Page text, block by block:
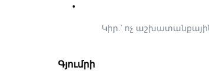
Կիր.՝ ոչ
Գյումրի